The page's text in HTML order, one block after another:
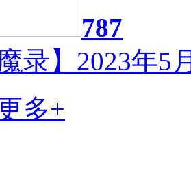
787
录】2023年5
多+